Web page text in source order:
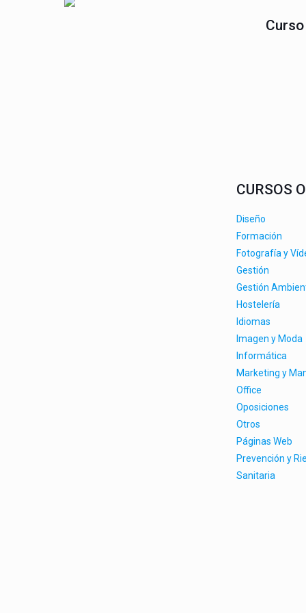
CURSOS
Diseño
Formación
Fotografía y
Gestión
Gestión
Hostelería
Idiomas
Imagen y Moda
Informática
Marketing y
Office
Oposiciones
Otros
Páginas Web
Prevención y
Sanitaria